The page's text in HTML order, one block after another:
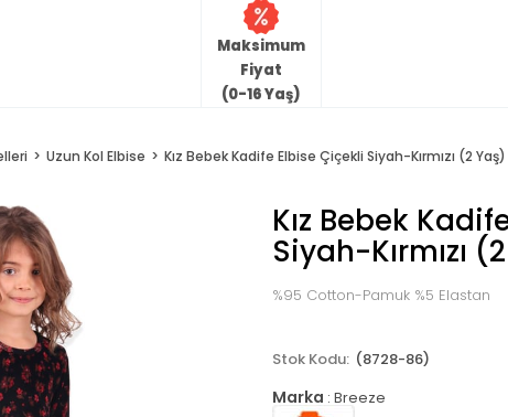
Maksimum
Fiyat
(0-16 Yaş)
Uzun Kol Elbise Kız Bebek Kadife Elbise Çiçekli Siyah-Kırmızı (2 Yaş)
Kız Bebek
Siyah-Kırmızı
%95 Cotton-Pamuk %5 Elastan
(8728-86)
Marka : Breeze